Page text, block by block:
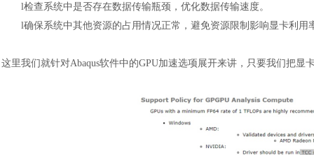
l检查系统中是否存在数据传输瓶颈，优化数据传输速度。
l确保系统中其他资源的占用情况正常，避免资源限制影响显卡利用
这里我们就针对Abaqus软件中的GPU加速选项展开来讲，只要我们把显